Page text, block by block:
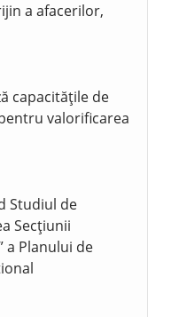
a afacerilor,
capacitățile de
valorificarea
Studiul de
Secțiunii
a Planului de